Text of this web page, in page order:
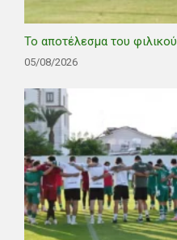
Το αποτέλεσμα του φιλικού
05/08/2026